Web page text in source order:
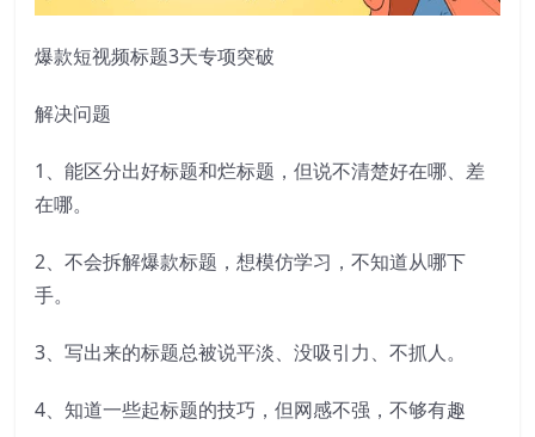
爆款短视频标题3天专项突破
解决问题
1、能区分出好标题和烂标题，但说不清楚好在哪、差
在哪。
2、不会拆解爆款标题，想模仿学习，不知道从哪下
手。
3、写出来的标题总被说平淡、没吸引力、不抓人。
4、知道一些起标题的技巧，但网感不强，不够有趣